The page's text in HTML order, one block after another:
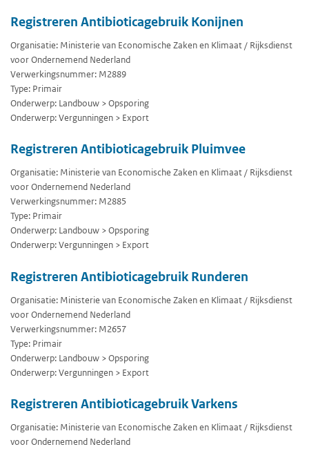
Registreren Antibioticagebruik Konijnen
Organisatie: Ministerie van Economische Zaken en Klimaat / Rijksdienst
voor Ondernemend Nederland
Verwerkingsnummer: M2889
Type: Primair
Onderwerp: Landbouw > Opsporing
Onderwerp: Vergunningen > Export
Registreren Antibioticagebruik Pluimvee
Organisatie: Ministerie van Economische Zaken en Klimaat / Rijksdienst
voor Ondernemend Nederland
Verwerkingsnummer: M2885
Type: Primair
Onderwerp: Landbouw > Opsporing
Onderwerp: Vergunningen > Export
Registreren Antibioticagebruik Runderen
Organisatie: Ministerie van Economische Zaken en Klimaat / Rijksdienst
voor Ondernemend Nederland
Verwerkingsnummer: M2657
Type: Primair
Onderwerp: Landbouw > Opsporing
Onderwerp: Vergunningen > Export
Registreren Antibioticagebruik Varkens
Organisatie: Ministerie van Economische Zaken en Klimaat / Rijksdienst
voor Ondernemend Nederland